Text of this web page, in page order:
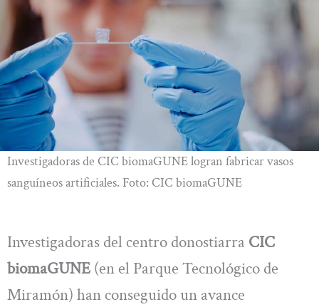
Investigadoras de CIC biomaGUNE logran fabricar vasos
sanguíneos artificiales. Foto: CIC biomaGUNE
Investigadoras del centro donostiarra CIC
biomaGUNE (en el Parque Tecnológico de
Miramón) han conseguido un avance